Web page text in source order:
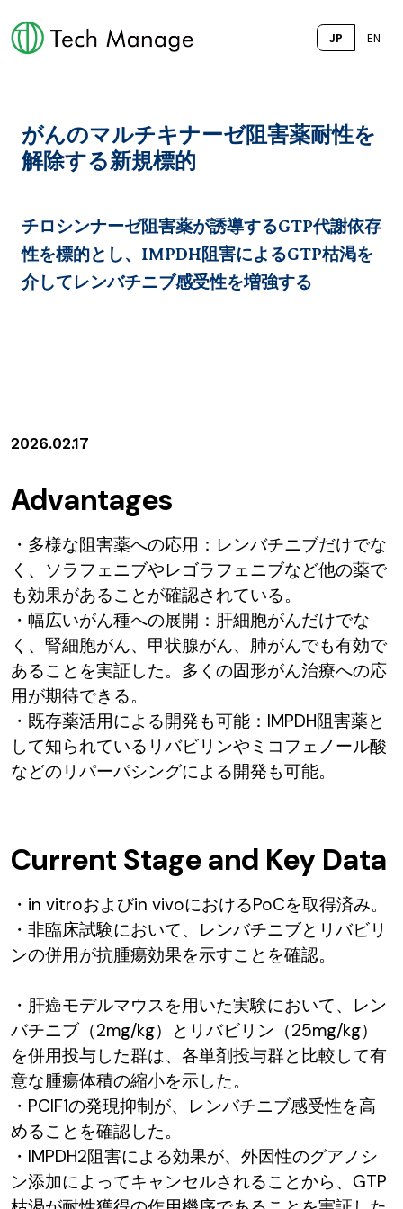
JP EN
がんのマルチキナーゼ阻害薬耐性を
解除する新規標的
チロシンナーゼ阻害薬が誘導するGTP代謝依存
性を標的とし、IMPDH阻害によるGTP枯渇を
介してレンバチニブ感受性を増強する
2026.02.17
Advantages
・多様な阻害薬への応用：レンバチニブだけでな
く、ソラフェニブやレゴラフェニブなど他の薬で
も効果があることが確認されている。
・幅広いがん種への展開：肝細胞がんだけでな
く、腎細胞がん、甲状腺がん、肺がんでも有効で
あることを実証した。多くの固形がん治療への応
用が期待できる。
・既存薬活用による開発も可能：IMPDH阻害薬と
して知られているリバビリンやミコフェノール酸
などのリパーパシングによる開発も可能。
Current Stage and Key Data
・in vitroおよびin vivoにおけるPoCを取得済み。
・非臨床試験において、レンバチニブとリバビリ
ンの併用が抗腫瘍効果を示すことを確認。
・肝癌モデルマウスを用いた実験において、レン
バチニブ（2mg/kg）とリバビリン（25mg/kg）
を併用投与した群は、各単剤投与群と比較して有
意な腫瘍体積の縮小を示した。
・PCIF1の発現抑制が、レンバチニブ感受性を高
めることを確認した。
・IMPDH2阻害による効果が、外因性のグアノシ
ン添加によってキャンセルされることから、GTP